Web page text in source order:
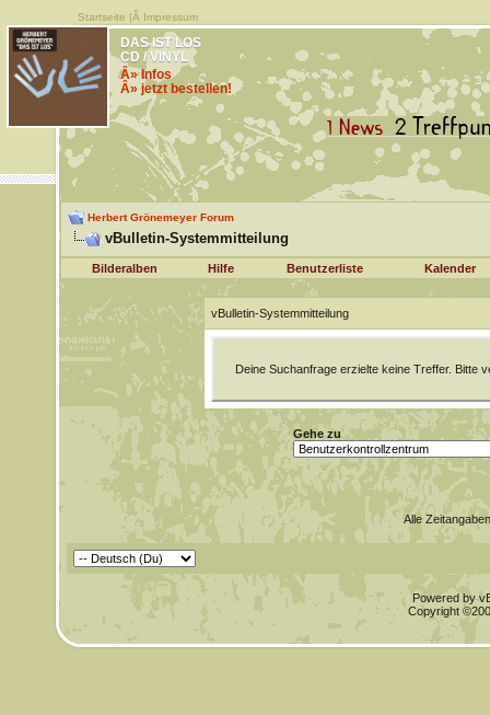
Startseite |Â Impressum
DAS IST LOS
CD / VINYL
Â» Infos
Â» jetzt bestellen!
Herbert Grönemeyer Forum
vBulletin-Systemmitteilung
Bilderalben Hilfe Benutzerliste Kalender
vBulletin-Systemmitteilung
Deine Suchanfrage erzielte keine Treffer. Bitte
Gehe zu
Alle
Powered by
Copyright